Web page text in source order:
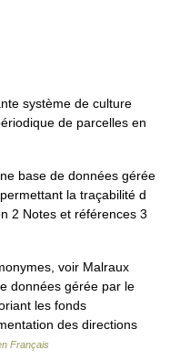
système de culture
de parcelles en
base de données gérée
la traçabilité d
2 Notes et références 3
voir Malraux
données gérée par le
les fonds
des directions
Français